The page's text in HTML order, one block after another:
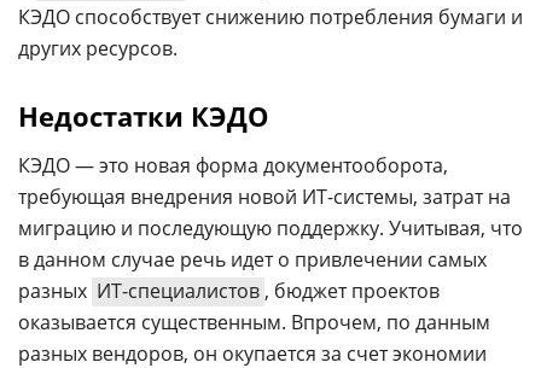
КЭДО способствует снижению потребления бумаги и
других ресурсов.
Недостатки КЭДО
КЭДО — это новая форма документооборота,
требующая внедрения новой ИТ-системы, затрат на
миграцию и последующую поддержку. Учитывая, что
в данном случае речь идет о привлечении самых
разных ИТ-специалистов , бюджет проектов
оказывается существенным. Впрочем, по данным
разных вендоров, он окупается за счет экономии